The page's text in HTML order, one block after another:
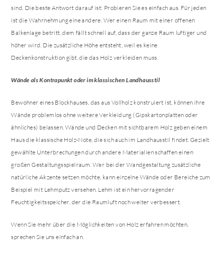
sind. Die beste Antwort darauf ist: Probieren Sie es einfach aus. Für jeden
ist die Wahrnehmung eine andere. Wer einen Raum mit einer offenen
Balkenlage betritt, dem fällt schnell auf, dass der ganze Raum luftiger und
höher wird. Die zusätzliche Höhe entsteht, weil es keine
Deckenkonstruktion gibt, die das Holz verkleiden muss.
Wände als Kontrapunkt oder im klassischen Landhausstil
Bewohner eines Blockhauses, das aus Vollholz konstruiert ist, können ihre
Wände problemlos ohne weitere Verkleidung (Gipskartonplatten oder
ähnliches) belassen. Wände und Decken mit sichtbarem Holz geben einem
Haus die klassische Holz-Note, die sich auch im Landhausstil findet. Gezielt
gewählte Unterbrechungen durch andere Materialien schaffen einen
großen Gestaltungsspielraum. Wer bei der Wandgestaltung zusätzliche
natürliche Akzente setzen möchte, kann einzelne Wände oder Bereiche zum
Beispiel mit Lehmputz versehen. Lehm ist ein hervorragender
Feuchtigkeitsspeicher, der die Raumluft noch weiter verbessert.
Wenn Sie mehr über die Möglichkeiten von Holz erfahren möchten,
sprechen Sie uns einfach an.